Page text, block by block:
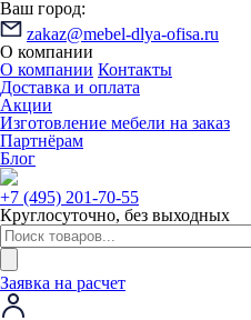
Ваш город:
zakaz@mebel-dlya-ofisa.ru
О компании
О компании Контакты
Доставка и оплата
Акции
Изготовление мебели на заказ
Партнёрам
Блог
+7 (495) 201-70-55
Круглосуточно, без выходных
Заявка на расчет